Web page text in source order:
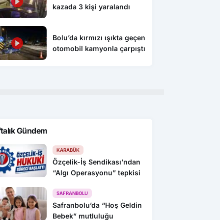
kazada 3 kişi yaralandı
Bolu’da kırmızı ışıkta geçen
otomobil kamyonla çarpıştı
Gündem
KARABÜK
Özçelik-İş Sendikası’ndan
“Algı Operasyonu” tepkisi
SAFRANBOLU
Safranbolu’da “Hoş Geldin
Bebek” mutluluğu